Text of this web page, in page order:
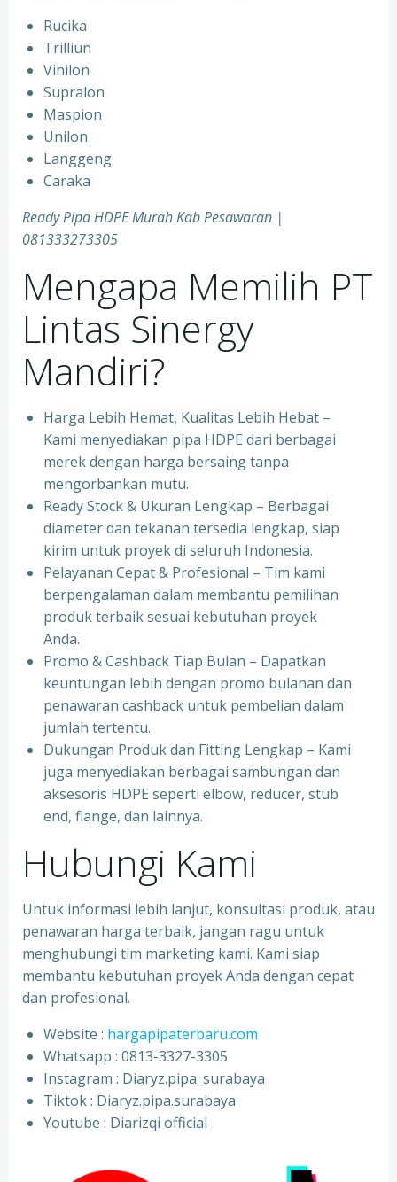
Rucika
Trilliun
Vinilon
Supralon
Maspion
Unilon
Langgeng
Caraka
Ready Pipa HDPE Murah Kab Pesawaran |
081333273305
Mengapa Memilih PT
Lintas Sinergy
Mandiri?
Harga Lebih Hemat, Kualitas Lebih Hebat –
Kami menyediakan pipa HDPE dari berbagai
merek dengan harga bersaing tanpa
mengorbankan mutu.
Ready Stock & Ukuran Lengkap – Berbagai
diameter dan tekanan tersedia lengkap, siap
kirim untuk proyek di seluruh Indonesia.
Pelayanan Cepat & Profesional – Tim kami
berpengalaman dalam membantu pemilihan
produk terbaik sesuai kebutuhan proyek
Anda.
Promo & Cashback Tiap Bulan – Dapatkan
keuntungan lebih dengan promo bulanan dan
penawaran cashback untuk pembelian dalam
jumlah tertentu.
Dukungan Produk dan Fitting Lengkap – Kami
juga menyediakan berbagai sambungan dan
aksesoris HDPE seperti elbow, reducer, stub
end, flange, dan lainnya.
Hubungi Kami
Untuk informasi lebih lanjut, konsultasi produk, atau
penawaran harga terbaik, jangan ragu untuk
menghubungi tim marketing kami. Kami siap
membantu kebutuhan proyek Anda dengan cepat
dan profesional.
Website : hargapipaterbaru.com
Whatsapp : 0813-3327-3305
⁠Instagram : Diaryz.pipa_surabaya
⁠Tiktok : Diaryz.pipa.surabaya
⁠Youtube : Diarizqi official